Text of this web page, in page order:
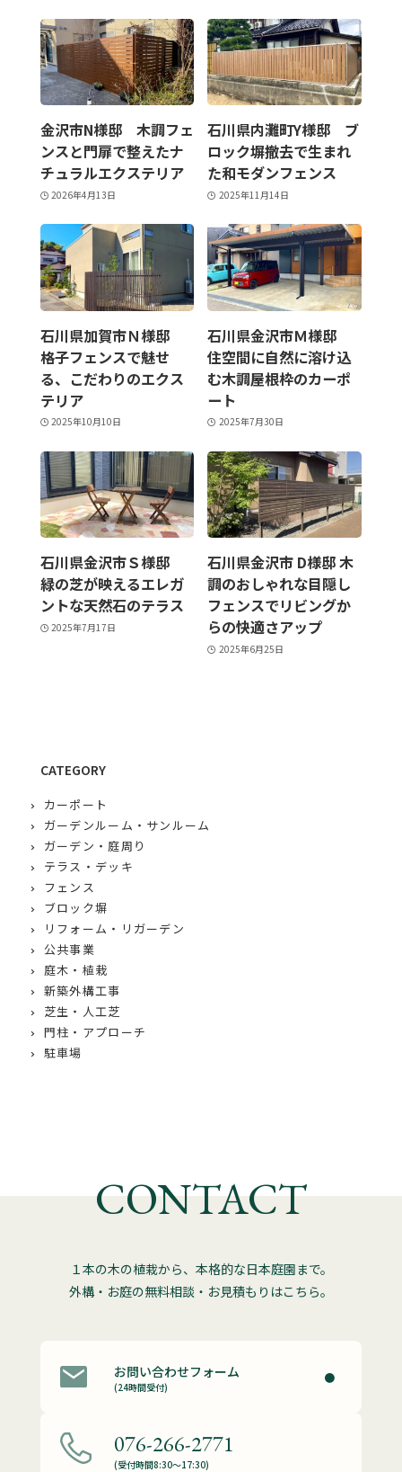
金沢市N様邸 木調フェ
ンスと門扉で整えたナ
チュラルエクステリア
2026年4月13日
石川県内灘町Y様邸 ブ
ロック塀撤去で生まれ
た和モダンフェンス
2025年11月14日
石川県加賀市Ｎ様邸
格子フェンスで魅せ
る、こだわりのエクス
テリア
2025年10月10日
石川県金沢市Ｍ様邸
住空間に自然に溶け込
む木調屋根枠のカーポ
ート
2025年7月30日
石川県金沢市Ｓ様邸
緑の芝が映えるエレガ
ントな天然石のテラス
2025年7月17日
石川県金沢市 D様邸 木
調のおしゃれな目隠し
フェンスでリビングか
らの快適さアップ
2025年6月25日
CATEGORY
カーポート
ガーデンルーム・サンルーム
ガーデン・庭周り
テラス・デッキ
フェンス
ブロック塀
リフォーム・リガーデン
公共事業
庭木・植栽
新築外構工事
芝生・人工芝
門柱・アプローチ
駐車場
CONTACT
１本の木の植栽から、本格的な日本庭園まで。
外構・お庭の無料相談・お見積もりはこちら。
お問い合わせフォーム
(24時間受付)
076-266-2771
(受付時間8:30～17:30)